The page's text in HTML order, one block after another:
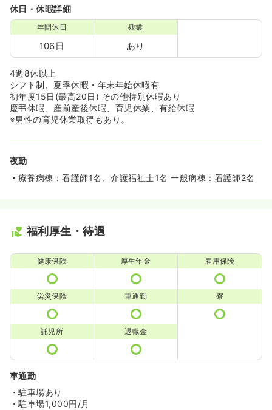
休日・休暇詳細
年間休日
106日
残業
あり
4週8休以上
シフト制、夏季休暇・年末年始休暇有
初年度15日(最高20日) その他特別休暇あり
慶弔休暇、産前産後休暇、育児休業、有給休暇
※男性の育児休業取得もあり。
夜勤
療養病棟：看護師1名、介護福祉士1名 一般病棟：看護師2名
福利厚生・待遇
健康保険 厚生年金 雇用保険
労災保険 車通勤 寮
託児所 退職金
車通勤
・駐車場あり
・駐車場1,000円/月